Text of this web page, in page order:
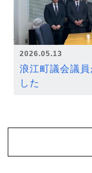
2026.05.13
浪江町議会議
した